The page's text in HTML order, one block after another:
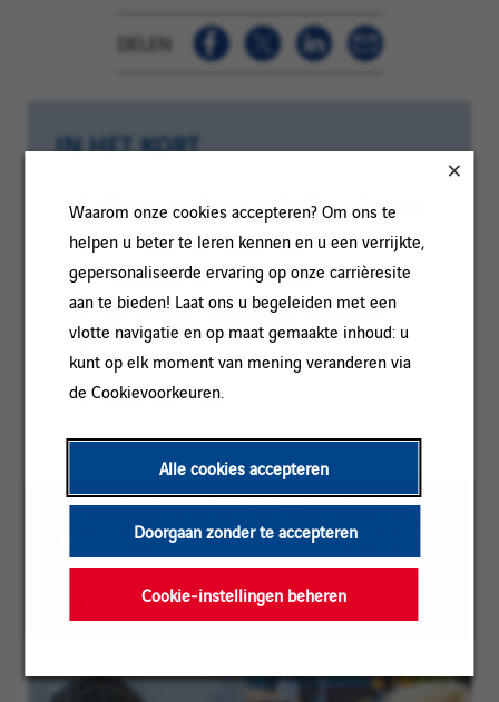
Waarom onze cookies accepteren? Om ons te
helpen u beter te leren kennen en u een verrijkte,
gepersonaliseerde ervaring op onze carrièresite
aan te bieden! Laat ons u begeleiden met een
vlotte navigatie en op maat gemaakte inhoud: u
kunt op elk moment van mening veranderen via
de Cookievoorkeuren.
Alle cookies accepteren
Doorgaan zonder te accepteren
Cookie-instellingen beheren
IN HET KORT
Categorie:
PROJECTLEIDING / INBEDRIJFSTELLING
Referentie:
TPC/CHEF DE CHANTIER
TERRASSEMENT VRD-126475
Klantcode:
Locatie:Val de Saire, Normandie, Frankrijk
Contracttype:
Permanent
Ervaringsniveau:
Meer dan 3 jaar
Om het lezen te vergemakkelijken kan de
meervoudsvorm voor mannen op deze pagina
worden gebruikt; onze vacatures zijn echter
gericht op personen van alle geslachten
DELEN